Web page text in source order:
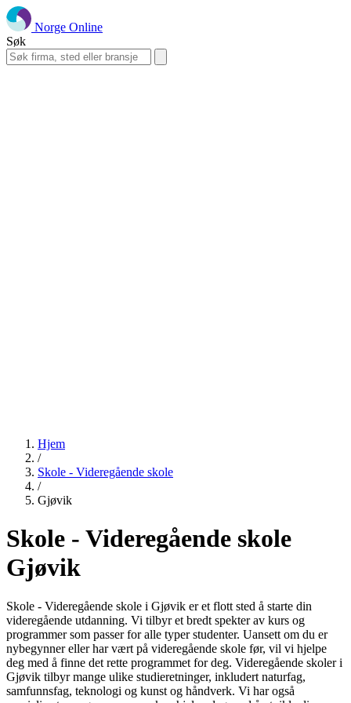
Norge Online
Søk
Hjem
/
Skole - Videregående skole
/
Gjøvik
Skole - Videregående skole
Gjøvik
Skole - Videregående skole i Gjøvik er et flott sted å starte din
videregående utdanning. Vi tilbyr et bredt spekter av kurs og
programmer som passer for alle typer studenter. Uansett om du er
nybegynner eller har vært på videregående skole før, vil vi hjelpe
deg med å finne det rette programmet for deg. Videregående skoler i
Gjøvik tilbyr mange ulike studieretninger, inkludert naturfag,
samfunnsfag, teknologi og kunst og håndverk. Vi har også